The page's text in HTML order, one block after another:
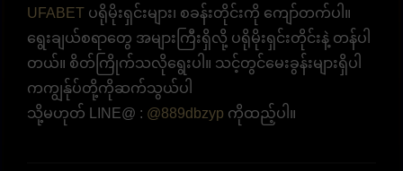
UFABET ပရိုမိုးရှင်းများ၊ စခန်းတိုင်းကို ကျော်တက်ပါ။
ရွေးချယ်စရာတွေ အများကြီးရှိလို့ ပရိုမိုးရှင်းတိုင်းနဲ့ တန်ပါ
တယ်။ စိတ်ကြိုက်သလိုရွေးပါ။ သင့်တွင်မေးခွန်းများရှိပါ
ကကျွန်ုပ်တို့ကိုဆက်သွယ်ပါ
သို့မဟုတ် LINE@ : @889dbzyp ကိုထည့်ပါ။